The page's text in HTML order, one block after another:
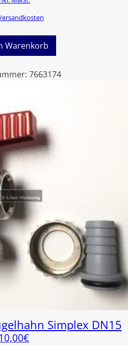
Warenkorb
7663174
Simplex DN15
10,00€